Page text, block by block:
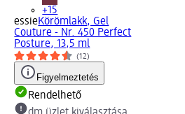
+15
essieKörömlakk, Gel
Couture - Nr. 450 Perfect
Posture, 13,5 ml
(12)
Figyelmeztetés
Rendelhető